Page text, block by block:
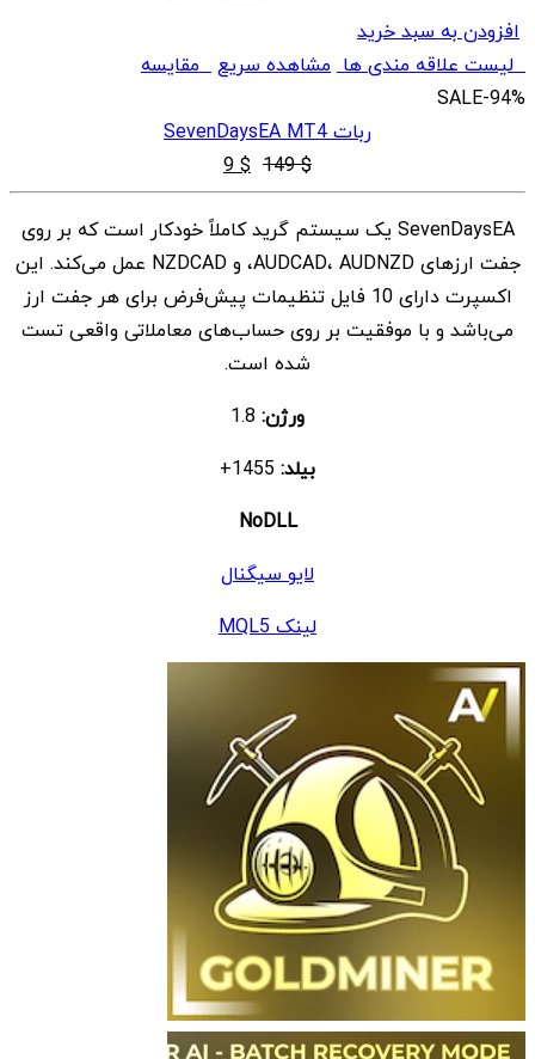
افزودن به سبد خرید
لیست علاقه مندی ها مشاهده سریعمقایسه
SALE-94%
ربات SevenDaysEA MT4
$
149
قیمت
اصلی
$ 149
بود.
$
9 قیمت
فعلی
$ 9
است.
SevenDaysEA یک سیستم گرید کاملاً خودکار است که بر روی
جفت ارزهای AUDCAD، AUDNZD، و NZDCAD عمل می‌کند. این
اکسپرت دارای 10 فایل تنظیمات پیش‌فرض برای هر جفت ارز
می‌باشد و با موفقیت بر روی حساب‌های معاملاتی واقعی تست
شده است.
ورژن:
بیلد:
NoDLL
لایو سیگنال
لینک MQL5